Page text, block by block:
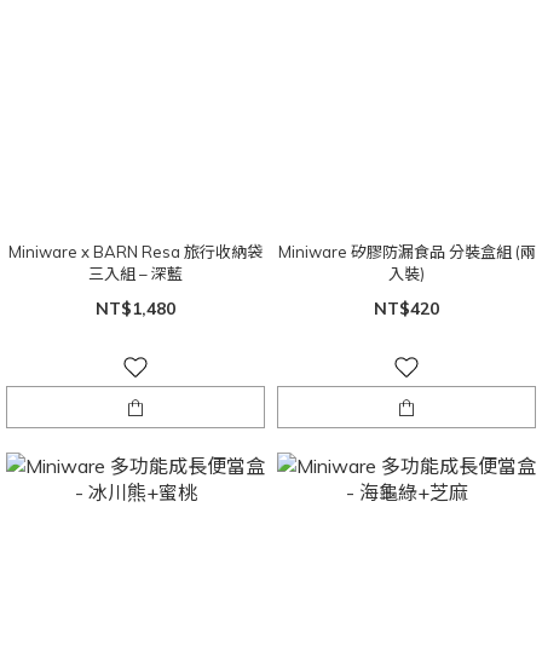
Miniware x BARN Resa 旅行收納袋
三入組 – 深藍
NT$1,480
Miniware 矽膠防漏食品 分裝盒組 (兩
入裝)
NT$420